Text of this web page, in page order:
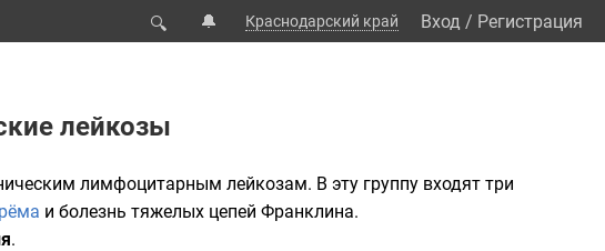
🔍 🔔 Краснодарский край Вход / Регистрация
лейкозы
лимфоцитарным лейкозам. В эту группу входят три
и болезнь тяжелых цепей Франклина.
.